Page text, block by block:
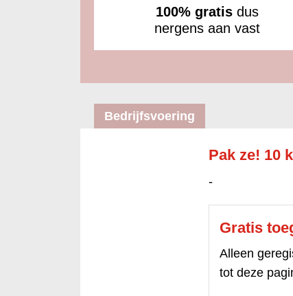
100% gratis dus
nergens aan vast
Bedrijfsvoering
Pak ze! 10
-
Gratis
Alleen
tot deze